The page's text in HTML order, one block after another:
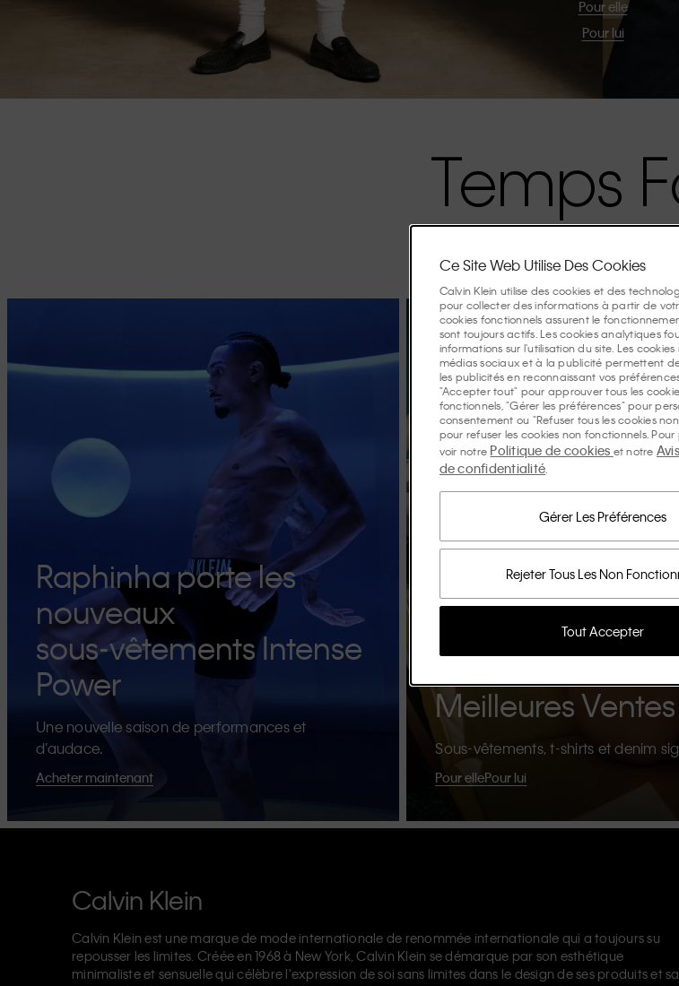
Pour elle
Pour lui
Temps
Raphinha porte les
nouveaux
sous-vêtements Intense
Power
Une nouvelle saison de performances et
d’audace.
Acheter maintenant
Meilleures Ventes
Sous-vêtements, t-shirts et denim
Pour ellePour lui
Calvin Klein
Calvin Klein est une marque de mode internationale de renommée internationale qui a toujours su
repousser les limites. Créée en 1968 à New York, Calvin Klein se démarque par son esthétique
minimaliste et sensuelle qui célèbre l'expression de soi sans limites dans le design de ses produits et sa
Ce Site Web Utilise Des Cookies
Calvin Klein utilise des cookies et des
pour collecter des informations à partir de
cookies fonctionnels assurent le
sont toujours actifs. Les cookies analytiques
informations sur l'utilisation du site. Les
médias sociaux et à la publicité permettent
les publicités en reconnaissant vos
"Accepter tout" pour approuver tous les
fonctionnels, "Gérer les préférences" pour
consentement ou "Refuser tous les cookies
pour refuser les cookies non fonctionnels. Pour
voir notre Politique de cookies et notre
de confidentialité
Rejeter Tous Les Non
Gérer Les Préférences
Tout Accepter